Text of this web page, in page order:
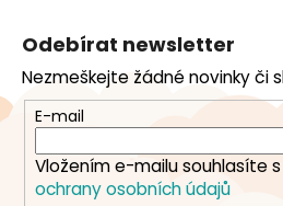
a
t
Odebírat newsletter
Nezmeškejte žádné novinky či
E-mail
Vložením e-mailu souhlasíte s
ochrany osobních údajů